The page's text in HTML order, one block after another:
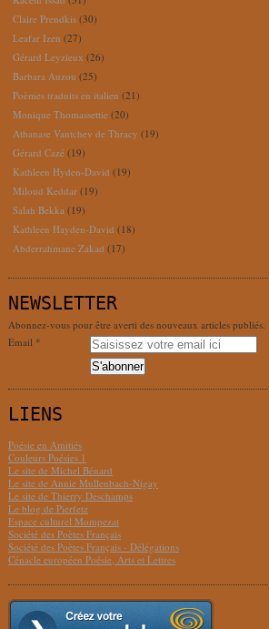
Claire Prendkis (30)
Leafar Izen (27)
Gérard Leyzieux (26)
Barbara Auzou (25)
Poèmes traduits en italien (21)
Monique Thomassettie (20)
Athanase Vantchev de Thracy (19)
Gérard Cazé (19)
Kathleen Hyden-David (19)
Miloud Keddar (19)
Salah Bekka (19)
Kathleen Hayden-David (18)
Abderrahmane Zakad (17)
NEWSLETTER
Abonnez-vous pour être averti des nouveaux articles publiés.
Email
LIENS
Poésie en Amitiés
Couleurs Poésies 1
Le site de Michel Bénard
Le site de Annie Mullenbach-Nigay
Le site de Thierry Deschamps
Le blog de Pierfetz
Espace culturel Mompezat
Société des Poètes Français
Société des Poètes Français - Délégations
Cénacle européen Poésie, Arts et Lettres